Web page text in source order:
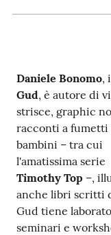
Casa
Piani
Archivio
storico
Decentrate
Daniele Bonomo,
Gud, è autore di
strisce, graphic
racconti a fumetti
bambini – tra cui
l'amatissima serie
Timothy Top –,
anche libri scritti
Gud tiene
seminari e